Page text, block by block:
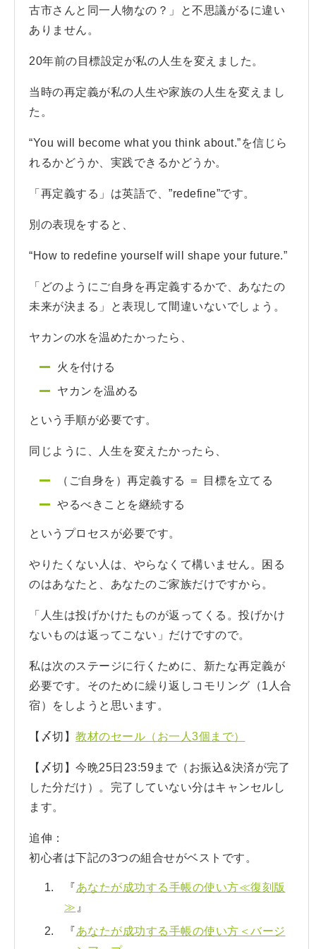
古市さんと同一人物なの？」と不思議がるに違い
ありません。
20年前の目標設定が私の人生を変えました。
当時の再定義が私の人生や家族の人生を変えまし
た。
“You will become what you think about.”を信じら
れるかどうか、実践できるかどうか。
「再定義する」は英語で、”redefine”です。
別の表現をすると、
“How to redefine yourself will shape your future.”
「どのようにご自身を再定義するかで、あなたの
未来が決まる」と表現して間違いないでしょう。
ヤカンの水を温めたかったら、
火を付ける
ヤカンを温める
という手順が必要です。
同じように、人生を変えたかったら、
（ご自身を）再定義する ＝ 目標を立てる
やるべきことを継続する
というプロセスが必要です。
やりたくない人は、やらなくて構いません。困る
のはあなたと、あなたのご家族だけですから。
「人生は投げかけたものが返ってくる。投げかけ
ないものは返ってこない」だけですので。
私は次のステージに行くために、新たな再定義が
必要です。そのために繰り返しコモリング（1人合
宿）をしようと思います。
【〆切】 教材のセール（お一人3個まで）
【〆切】今晩25日23:59まで（お振込&決済が完了
した分だけ）。完了していない分はキャンセルし
ます。
追伸：
初心者は下記の3つの組合せがベストです。
『あなたが成功する手帳の使い方≪復刻版
≫ 』
『あなたが成功する手帳の使い方＜バージ